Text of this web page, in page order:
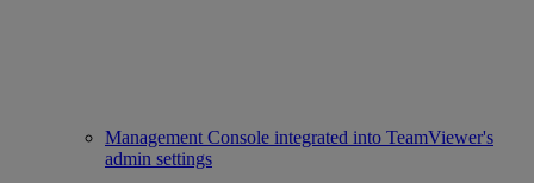
Management Console integrated into TeamViewer's
admin settings